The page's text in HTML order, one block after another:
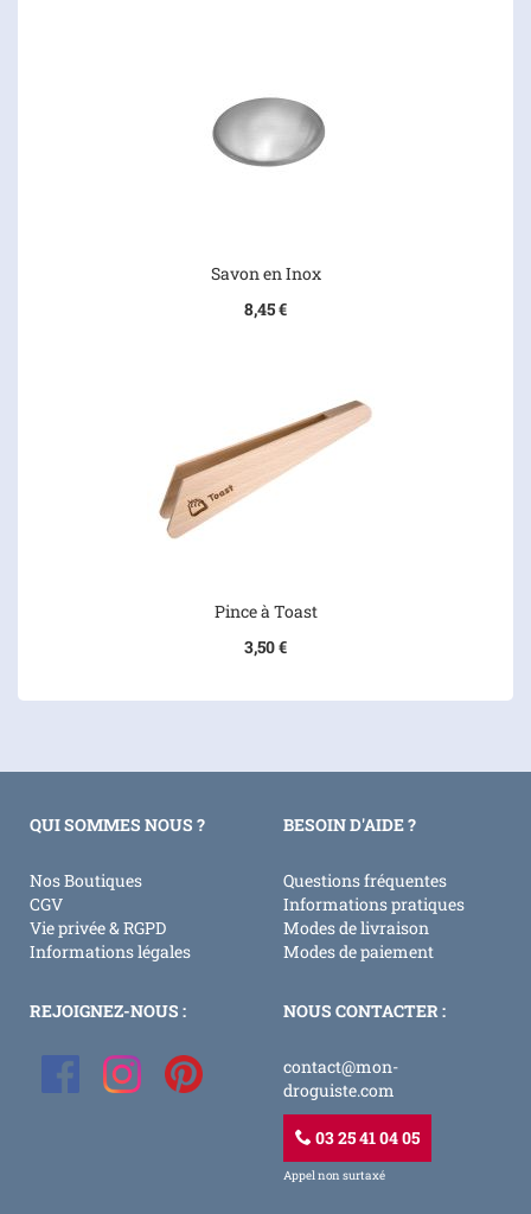
Savon en Inox
8,45 €
Pince à Toast
3,50 €
QUI SOMMES NOUS ?
Nos Boutiques
CGV
Vie privée & RGPD
Informations légales
BESOIN D'AIDE ?
Questions fréquentes
Informations pratiques
Modes de livraison
Modes de paiement
REJOIGNEZ-NOUS : NOUS CONTACTER :
contact@mon-
droguiste.com
03 25 41 04 05
Appel non surtaxé